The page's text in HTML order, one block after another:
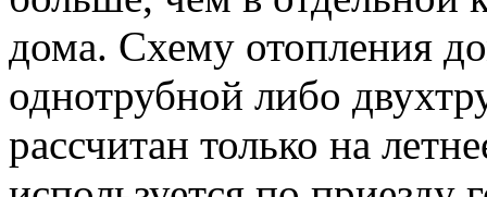
дома. Схему отопления
однотрубной либо
рассчитан только на